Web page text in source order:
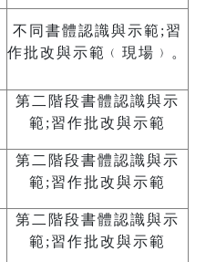
不同書體認識與示範;習
作批改與示範﹙現場﹚。
第二階段書體認識與示
範;習作批改與示範
第二階段書體認識與示
範;習作批改與示範
第二階段書體認識與示
範;習作批改與示範